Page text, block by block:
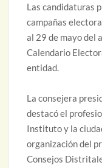
Las candidaturas
campañas
al 29 de mayo del
Calendario
entidad.
La consejera
destacó el
Instituto y la
organización del
Consejos